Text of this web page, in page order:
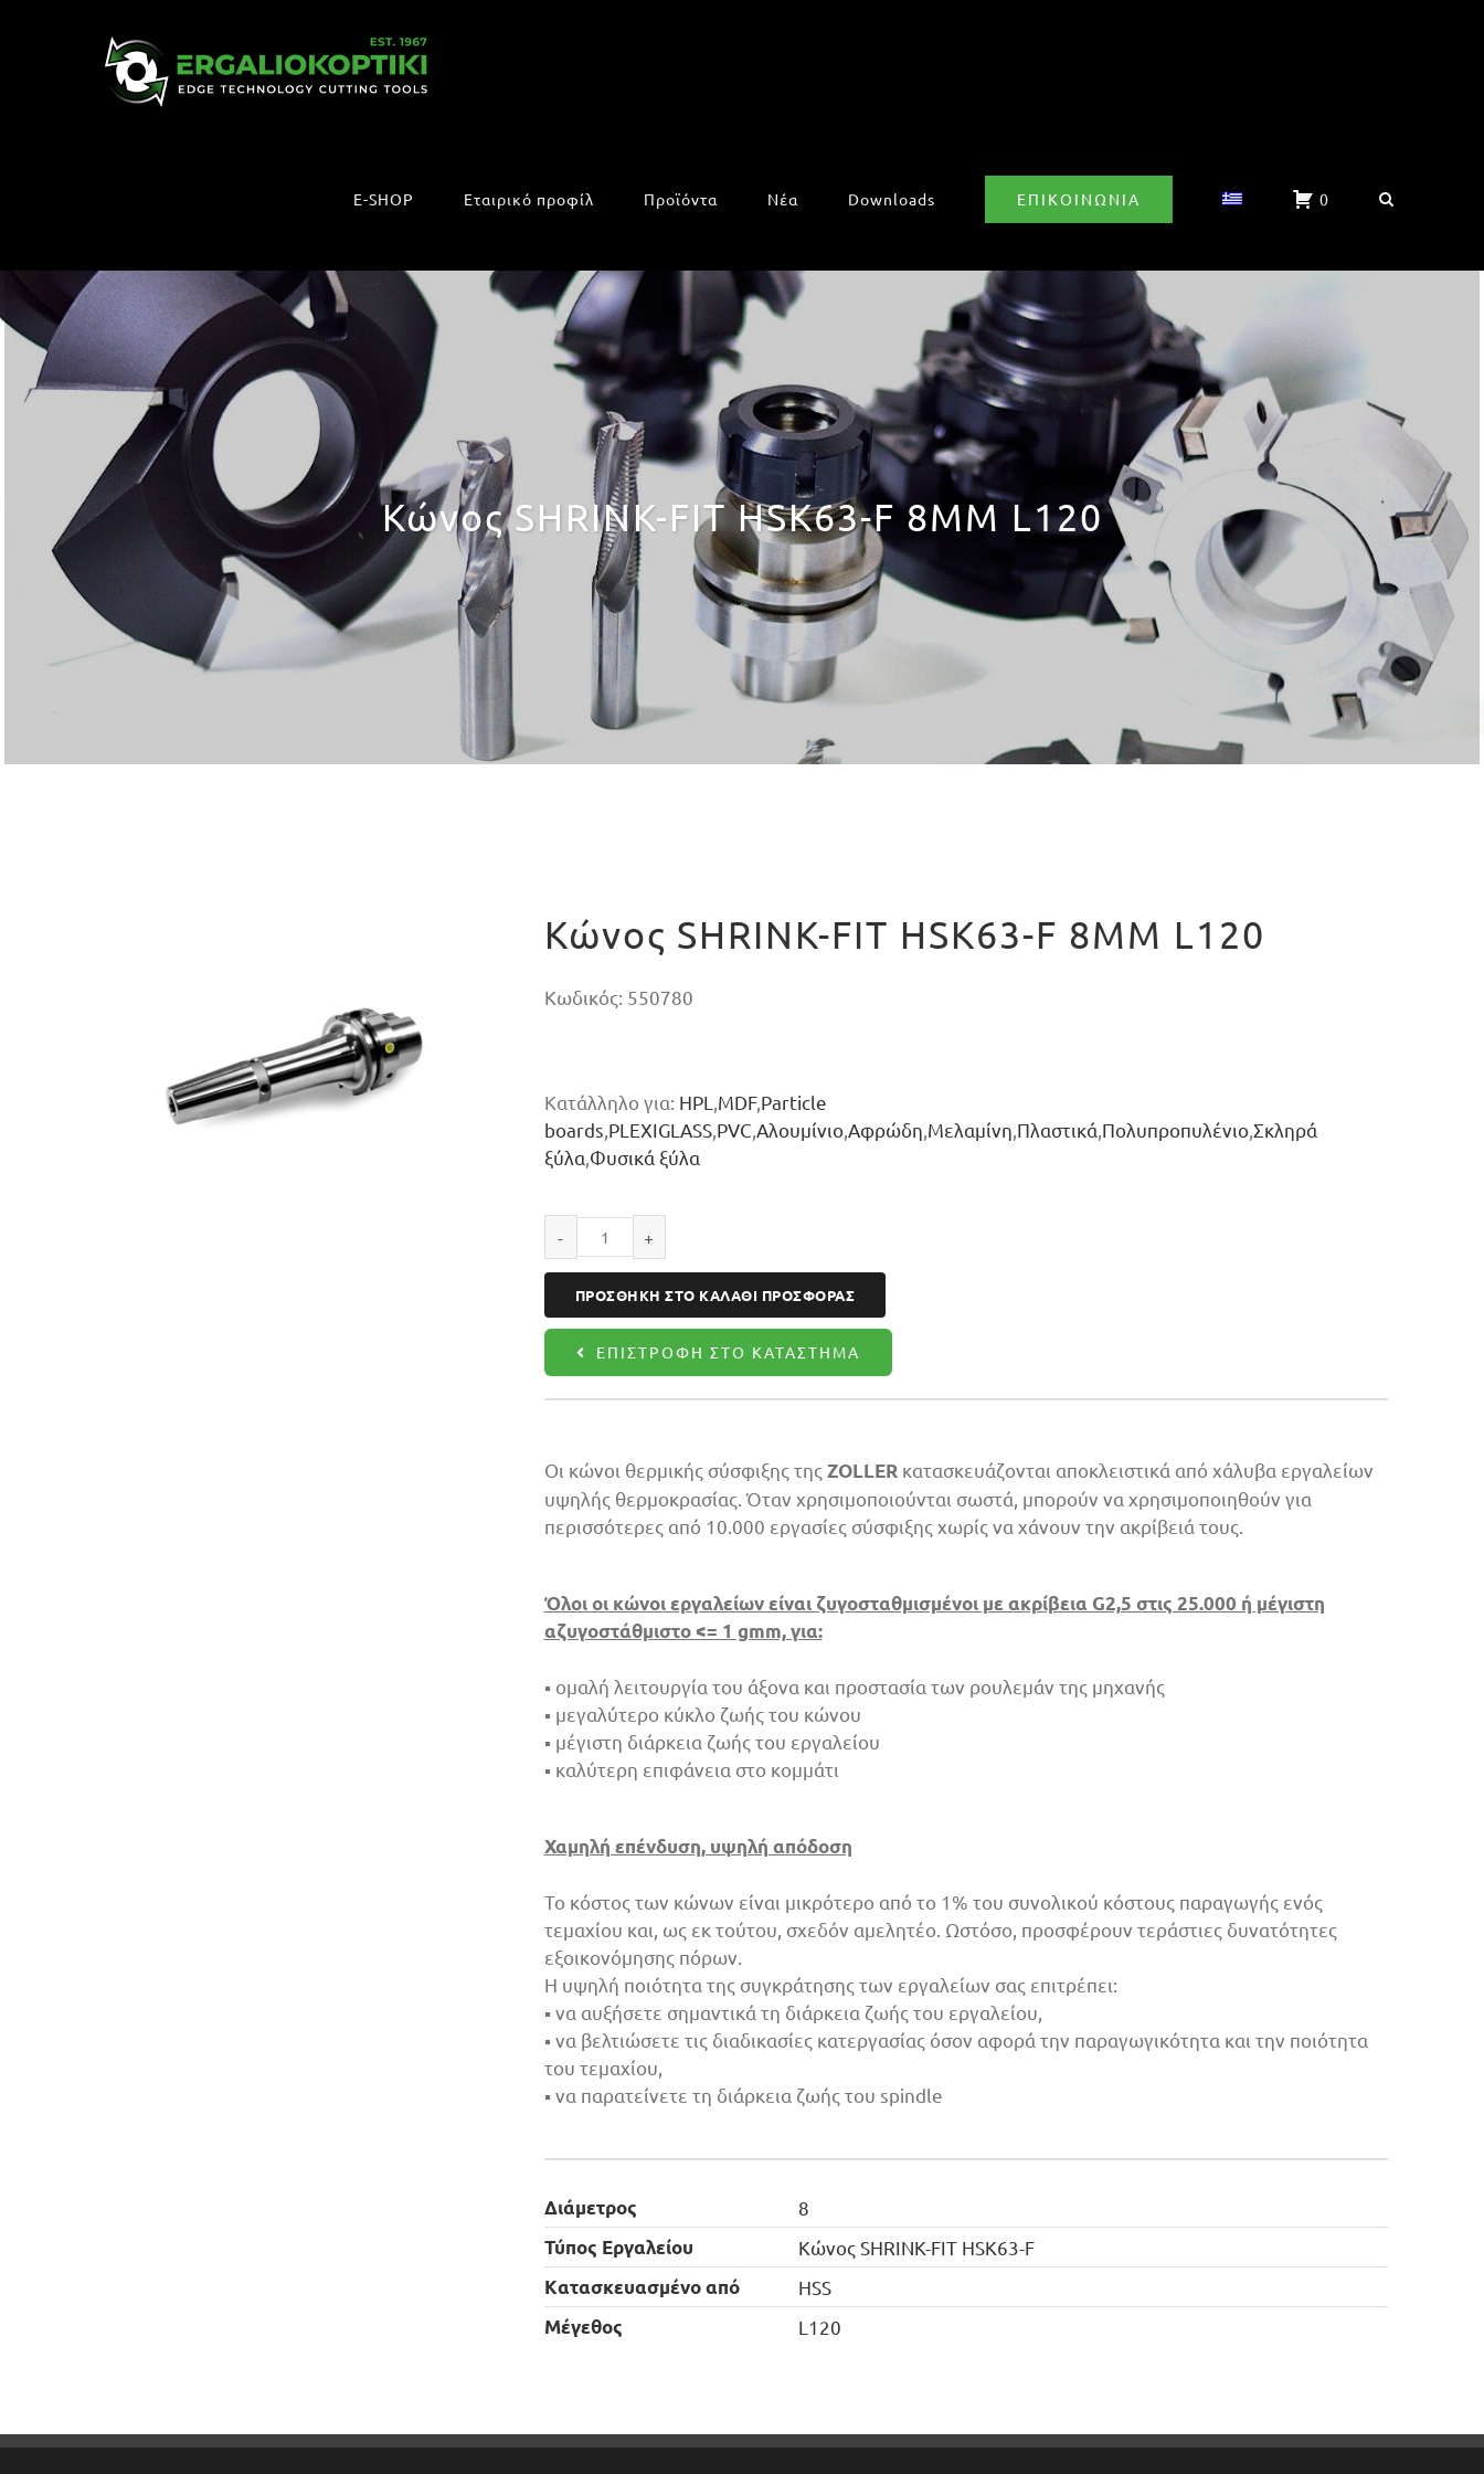
περιεχόμενο
E-SHOP Εταιρικό προφίλ Προϊόντα Νέα Downloads ΕΠΙΚΟΙΝΩΝΊΑ 0
Κώνος SHRINK-FIT HSK63-F 8MM L120
Κώνος SHRINK-FIT HSK63-F 8MM L120
Κωδικός: 550780
Κατάλληλο για: HPL MDF,Particle
boards PLEXIGLASS, PVC Αλουμίνιο, Αφρώδη Μελαμίνη Πλαστικά Πολυπροπυλένιο,Σκληρά
ξύλα Φυσικά ξύλα
Κώνος
SHRINK-
FIT
HSK63-
F
ΠΡΟΣΘΉΚΗ ΣΤΟ ΚΑΛΆΘΙ ΠΡΟΣΦΟΡΆΣ
ΕΠΙΣΤΡΟΦΉ ΣΤΟ ΚΑΤΆΣΤΗΜΑ
Οι κώνοι θερμικής σύσφιξης τηςZOLLERκατασκευάζονται αποκλειστικά από χάλυβα εργαλείων
υψηλής θερμοκρασίας. Όταν χρησιμοποιούνται σωστά, μπορούν να χρησιμοποιηθούν για
περισσότερες από 10.000 εργασίες σύσφιξης χωρίς να χάνουν την ακρίβειά τους.
Όλοι οι κώνοι εργαλείων είναι ζυγοσταθμισμένοι με ακρίβεια G2,5 στις 25.000 ή μέγιστη
αζυγοστάθμιστο <= 1 gmm, για:
▪ ομαλή λειτουργία του άξονα και προστασία των ρουλεμάν της μηχανής
▪ μεγαλύτερο κύκλο ζωής του κώνου
▪ μέγιστη διάρκεια ζωής του εργαλείου
▪ καλύτερη επιφάνεια στο κομμάτι
Χαμηλή επένδυση, υψηλή απόδοση
Το κόστος των κώνων είναι μικρότερο από το 1% του συνολικού κόστους παραγωγής ενός
τεμαχίου και, ως εκ τούτου, σχεδόν αμελητέο. Ωστόσο, προσφέρουν τεράστιες δυνατότητες
εξοικονόμησης πόρων.
Η υψηλή ποιότητα της συγκράτησης των εργαλείων σας επιτρέπει:
▪ να αυξήσετε σημαντικά τη διάρκεια ζωής του εργαλείου,
▪ να βελτιώσετε τις διαδικασίες κατεργασίας όσον αφορά την παραγωγικότητα και την ποιότητα
του τεμαχίου,
▪ να παρατείνετε τη διάρκεια ζωής του spindle
Διάμετρος
8
Τύπος Εργαλείου
Κώνος SHRINK-FIT HSK63-F
Kατασκευασμένο από
HSS
Μέγεθος
L120